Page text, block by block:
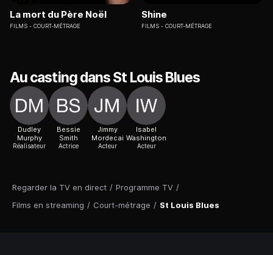
Regarder la TV en direct / Programme TV /
Films en streaming / Court-métrage / St Louis Blues
La mort du Père Noël
FILMS COURT-MÉTRAGE
Shine
FILMS COURT-MÉTRAGE
Au casting dans St Louis Blues
Dudley
Murphy
Réalisateur
Bessie
Smith
Actrice
Jimmy
Mordecai
Acteur
Isabel
Washington
Acteur